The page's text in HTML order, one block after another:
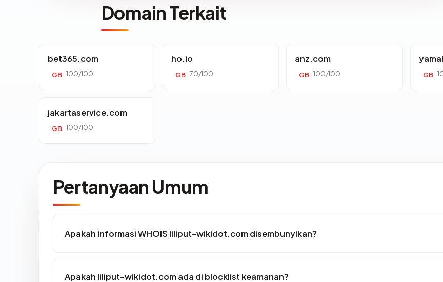
Domain Terkait
bet365.com
GB 100/100
ho.io
GB 70/100
anz.com
GB 100/100 GB
jakartaservice.com
GB 100/100
Pertanyaan Umum
Apakah informasi WHOIS liliput-wikidot.com disembunyikan?
Apakah liliput-wikidot.com ada di blocklist keamanan?